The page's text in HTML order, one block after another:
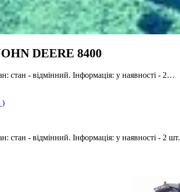
DEERE 8400
стан - відмінний. Інформація: у наявності - 2…
)
стан - відмінний. Інформація: у наявності - 2 шт.